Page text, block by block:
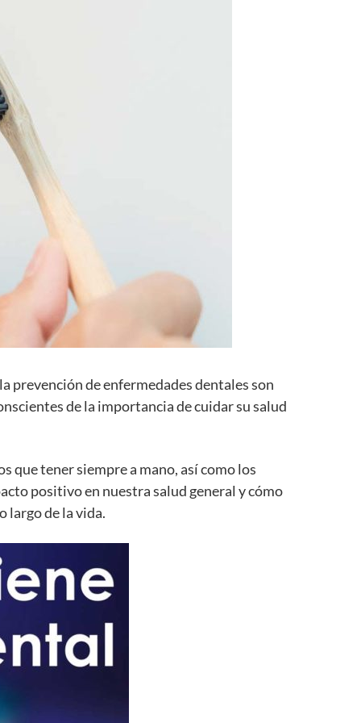
prevención de enfermedades dentales son
de la importancia de cuidar su salud
que tener siempre a mano, así como los
positivo en nuestra salud general y cómo
largo de la vida.